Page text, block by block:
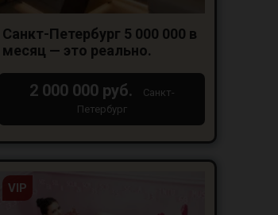
Санкт-Петербург 5 000 000 в
месяц — это реально.
2 000 000 руб.
Санкт-
Петербург
VIP